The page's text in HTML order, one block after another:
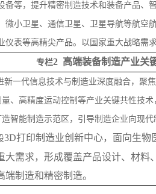
备等，提升精密制造技术和装备产品、
微小卫星、通信卫星、卫星导航等航空
仪表等高精尖产品。以国家重大战略需
专栏2 高端装备制造产业关
新一代信息技术与制造业深度融合，聚
、高精度运动控制等产业关键共性技
智能制造示范区，引导制造企业向现
3D打印制造业创新中心，面向生
大需求，形成覆盖产品设计、材料
制造和精密制造。